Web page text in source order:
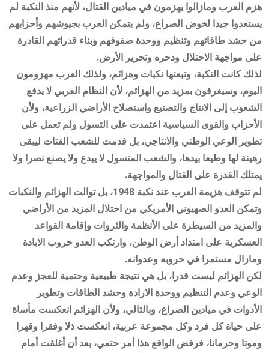
هزم العرب ومازالوا يهزمون في ميادين القتال، لأنهم منذ النكبة لم
يستعدوا جيدا لخوض الصراع، ولم يتمكن العرب بجيوشهم وأحزابهم
من حشد طاقاتهم وتنظيم ووحدة صفوفهم وبناء قدراتهم القادرة
على مواجهة الاحتلال ودحره وتحرير الأرض.
لذلك كانت النكبة، وتبعتها نكبات وهزائم، ولذلك العرب مهزومون
اليوم، وسيغرقون بمزيد من الهزائم، لأن النظام العربي لا يدفع
الشعوب إلى الانتاج والتصنيع واستصلاح الأراضي الزراعية، ولأن
الأحزاب والقوى السياسية اعتمدت على التسول ولم تعمل على
تطوير الوعي الوطني والانتاجي، بل قدمت للشعب الفتات ليبقى
رهينة لها وطيعا بيدها، والشعب المتسول لا يبدع ولا يصنع نصرا ولا
يمتلك القدرة على القتال والمواجهة.
لم تتوقف هزيمة العرب عند نكبة 1948، بل توالت الهزائم والنكبات
وتمكن العدو الصهيوني الأمريكي من احتلال المزيد من الأراضي
والمزيد من السيطرة على الأنظمة والثروات وإقامة القواعد
العسكرية على امتداد أرض الوطن، وارتكب العدو حروب الابادة
ومازال مستمرا في حروبه وعدوانه.
لكن الهزائم ليست قدرا، بل هي نتيجة طبيعية وحتمية للعجز وعدم
الوعي وعدم التنظيم ووحدة الارادة وحشد الطاقات وتطوير
الأدوات في ميادين الصراع، وبالتالي، ولأن الهزائم انعكست مأساة
على حياة كل فرد وكل مجموعة عربية، انعكست ذلا وفقرا وقهرا
وموتا وحرمانا، فرفض الواقع هذا أمر حتمي، بعد أن أغلقت أمام